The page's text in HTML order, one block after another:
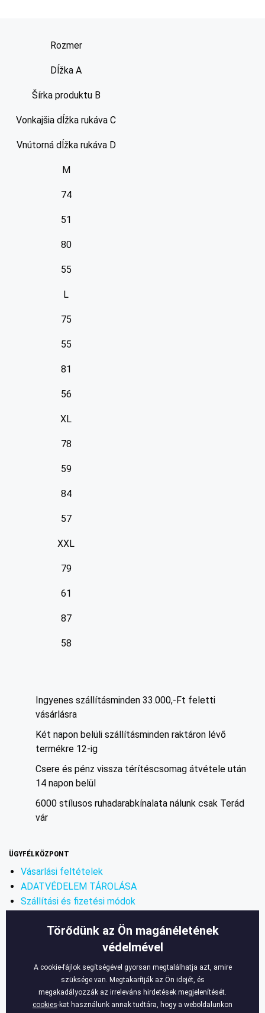
Rozmer
Dĺžka A
Šírka produktu B
Vonkajšia dĺžka rukáva C
Vnútorná dĺžka rukáva D
M
74
51
80
55
L
75
55
81
56
XL
78
59
84
57
XXL
79
61
87
58
Ingyenes szállításminden 33.000,-Ft feletti
vásárlásra
Két napon belüli szállításminden raktáron lévő
termékre 12-ig
Csere és pénz vissza térítéscsomag átvétele után
14 napon belül
6000 stílusos ruhadarabkínalata nálunk csak Terád
vár
ÜGYFÉLKÖZPONT
Vásarlási feltételek
ADATVÉDELEM TÁROLÁSA
Szállítási és fizetési módok
Az áru visszavétel feltételei
E-mail cím: info@legyferfi.hu
Törődünk az Ön magánéletének
védelmével
A cookie-fájlok segítségével gyorsan megtalálhatja azt, amire
szüksége van. Megtakarítják az Ön idejét, és
megakadályozzák az irreleváns hirdetések megjelenítését.
cookies-kat használunk annak tudtára, hogy a weboldalunkon